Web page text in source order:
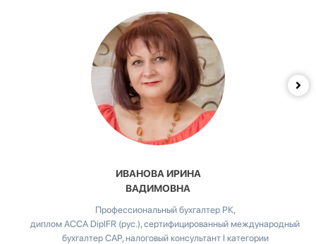
ИВАНОВА ИРИНА
ВАДИМОВНА
Профессиональный бухгалтер РК,
диплом ACCA DipIFR (рус.), сертифицированный международный
бухгалтер CAP, налоговый консультант I категории